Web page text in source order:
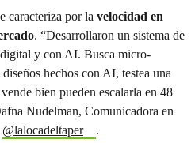
caracteriza por la velocidad en
. “Desarrollaron un sistema de
y con AI. Busca micro-
hechos con AI, testea una
bien pueden escalarla en 48
Nudelman, Comunicadora en
@lalocadeltaper .